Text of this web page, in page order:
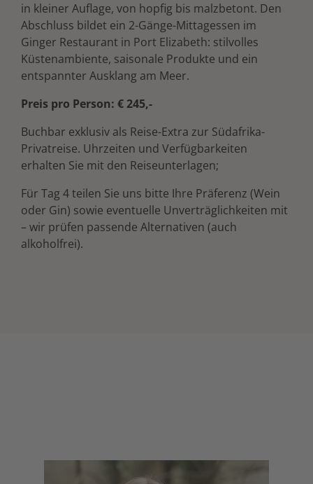
in kleiner Auflage, von hopfig bis malzbetont. Den
Abschluss bildet ein 2-Gänge-Mittagessen im
Ginger Restaurant in Port Elizabeth: stilvolles
Küstenambiente, saisonale Produkte und ein
entspannter Ausklang am Meer.
Preis pro Person: € 245,-
Buchbar exklusiv als Reise-Extra zur Südafrika-
Privatreise. Uhrzeiten und Verfügbarkeiten
erhalten Sie mit den Reiseunterlagen;
Für Tag 4 teilen Sie uns bitte Ihre Präferenz (Wein
oder Gin) sowie eventuelle Unverträglichkeiten mit
– wir prüfen passende Alternativen (auch
alkoholfrei).